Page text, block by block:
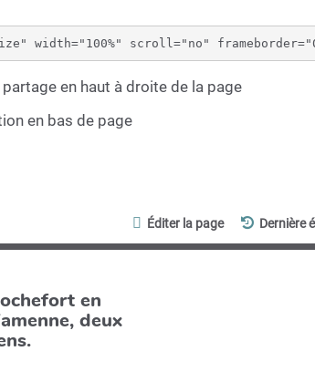
en haut à droite de la page
en bas de page
Éditer la page Dernière
en
deux